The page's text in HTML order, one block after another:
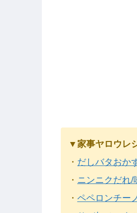
▼家事ヤロウレ
・ だしバタおか
・ ニンニクだれ/
・ ペペロンチー